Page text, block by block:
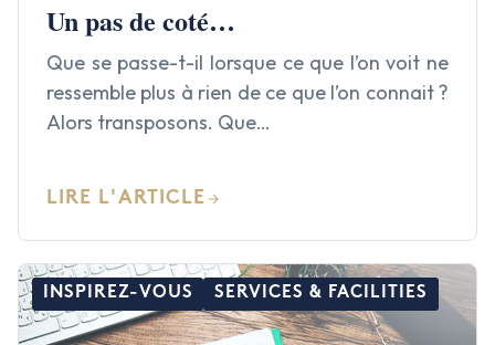
Un pas de coté…
Que se passe-t-il lorsque ce que l’on voit ne
ressemble plus à rien de ce que l’on connait ?
Alors transposons. Que…
LIRE L'ARTICLE
INSPIREZ-VOUS SERVICES & FACILITIES